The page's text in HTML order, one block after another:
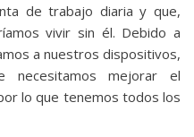
de trabajo diaria y que,
vivir sin él. Debido a
a nuestros dispositivos,
mejorar el
lo que tenemos todos los